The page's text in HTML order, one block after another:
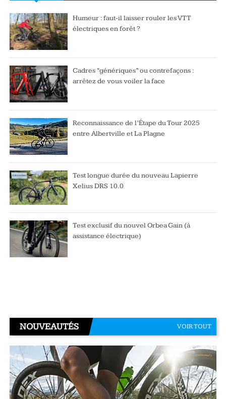
Humeur : faut-il laisser rouler les VTT
électriques en forêt ?
Cadres “génériques” ou contrefaçons :
arrêtez de vous voiler la face
Reconnaissance de l’Étape du Tour 2025
entre Albertville et La Plagne
Test longue durée du nouveau Lapierre
Xelius DRS 10.0
Test exclusif du nouvel Orbea Gain (à
assistance électrique)
NOUVEAUTÉS VOIR TOUT